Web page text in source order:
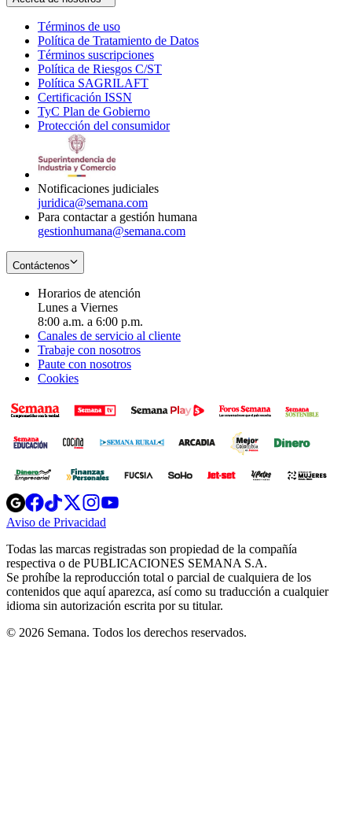
Términos de uso
in
new
window
Política de Tratamiento de Datos
Términos suscripciones
in
Política de Riesgos C/ST
Política SAGRILAFT
new
window
Certificación ISSN
in
new
TyC Plan de Gobierno
in
Protección del consumidorOpens
Notificaciones judiciales
juridica@semana.com
Para contactar a gestión humana
gestionhumana@semana.com
Contáctenos
Horarios de atención
Lunes a Viernes
8:00 a.m. a 6:00 p.m.
Canales de servicio al cliente
Trabaje con nosotros
Paute con nosotros
Cookies
Opens
in
new
Opens
in
new
Opens
in
new
window
Opens
new
windowwindow
Aviso de Privacidad
new
window
Todas las marcas registradas son propiedad de la compañía
respectiva o de PUBLICACIONES SEMANA S.A.
Se prohíbe la reproducción total o parcial de cualquiera de los
contenidos que aquí aparezca, así como su traducción a cualquier
idioma sin autorización escrita por su titular.
© 2026 Semana. Todos los derechos reservados.